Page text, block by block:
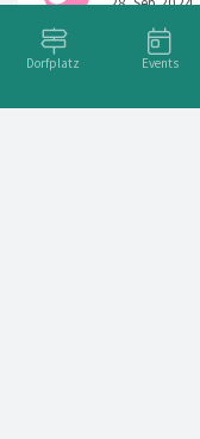
Dorfplatz Events